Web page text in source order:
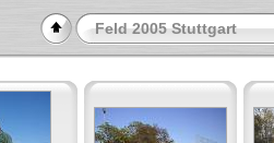
Feld 2005 Stuttgart